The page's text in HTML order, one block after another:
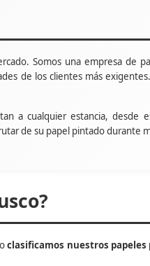
Somos una empresa de
de los clientes más
a cualquier estancia, desde
de su papel pintado durante
clasificamos nuestros